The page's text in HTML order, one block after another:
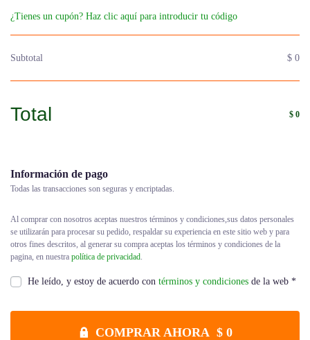
¿Tienes un cupón? Haz clic aquí para introducir tu código
Subtotal $ 0
Total $ 0
Información de pago
Todas las transacciones son seguras y encriptadas.
Al comprar con nosotros aceptas nuestros términos y condiciones,sus datos personales
se utilizarán para procesar su pedido, respaldar su experiencia en este sitio web y para
otros fines descritos, al generar su compra aceptas los términos y condiciones de la
pagina, en nuestra política de privacidad
He leído, y estoy de acuerdo con términos y condiciones de la web *
COMPRAR AHORA $ 0